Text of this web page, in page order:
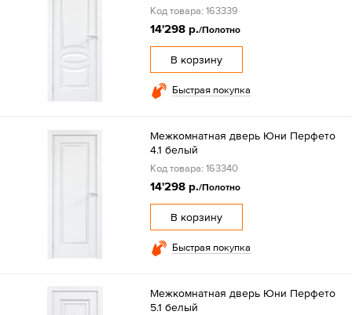
Код товара: 163339
14'298 р./Полотно
В корзину
Быстрая покупка
Межкомнатная дверь Юни Перфето
4.1 белый
Код товара: 163340
14'298 р./Полотно
В корзину
Быстрая покупка
Межкомнатная дверь Юни Перфето
5.1 белый